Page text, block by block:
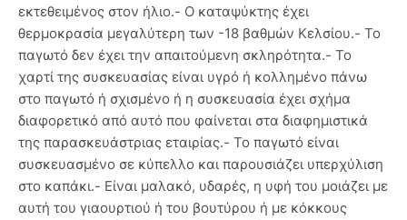
εκτεθειμένος στον ήλιο.- Ο καταψύκτης έχει
θερμοκρασία μεγαλύτερη των -18 βαθμών Κελσίου.- Το
παγωτό δεν έχει την απαιτούμενη σκληρότητα.- Το
χαρτί της συσκευασίας είναι υγρό ή κολλημένο πάνω
στο παγωτό ή σχισμένο ή η συσκευασία έχει σχήμα
διαφορετικό από αυτό που φαίνεται στα διαφημιστικά
της παρασκευάστριας εταιρίας.- Το παγωτό είναι
συσκευασμένο σε κύπελλο και παρουσιάζει υπερχύλιση
στο καπάκι.- Είναι μαλακό, υδαρές, η υφή του μοιάζει με
αυτή του γιαουρτιού ή του βουτύρου ή με κόκκους